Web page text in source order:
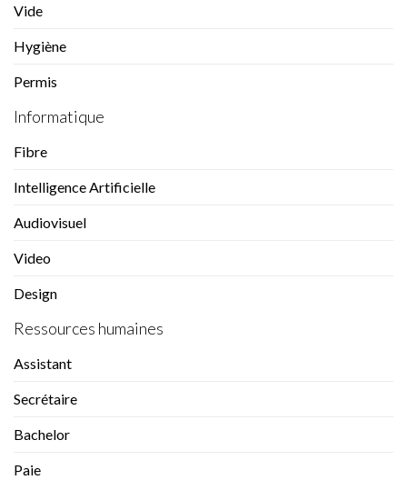
Vide
Hygiène
Permis
Informatique
Fibre
Intelligence Artificielle
Audiovisuel
Video
Design
Ressources humaines
Assistant
Secrétaire
Bachelor
Paie